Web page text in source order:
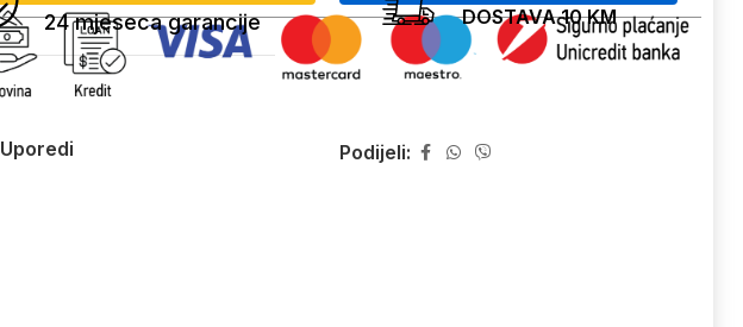
24 mjeseca garancije DOSTAVA 10 KM
Uporedi Podijeli: